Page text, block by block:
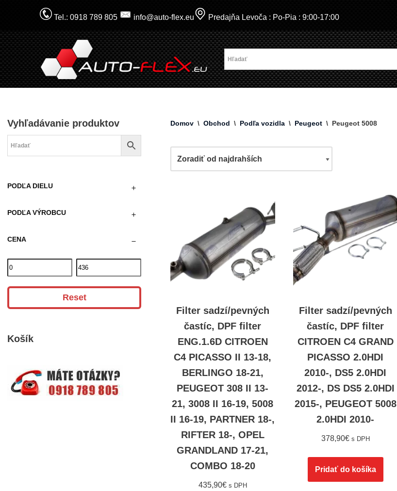
na
obsah
Tel.: 0918 789 805 info@auto-flex.eu Predajňa Levoča : Po-Pia : 9:00-17:00
Vyhľadávanie produktov
PODĽA DIELU
PODĽA VÝROBCU
CENA
Reset
Košík
Domov \ Obchod \ Podľa vozidla \ Peugeot \ Peugeot 5008
Filter sadzí/pevných
častíc, DPF filter
ENG.1.6D CITROEN
C4 PICASSO II 13-18,
BERLINGO 18-21,
PEUGEOT 308 II 13-
21, 3008 II 16-19, 5008
II 16-19, PARTNER 18-,
RIFTER 18-, OPEL
GRANDLAND 17-21,
COMBO 18-20
435,90€ s DPH
Filter sadzí/pevných
častíc, DPF filter
CITROEN C4 GRAND
PICASSO 2.0HDI
2010-, DS5 2.0HDI
2012-, DS DS5 2.0HDI
2015-, PEUGEOT 5008
2.0HDI 2010-
378,90€ s DPH
Pridať do košíka